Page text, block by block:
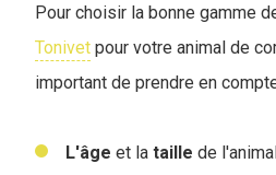
Pour choisir la bonne gamme
Tonivet pour votre animal de
important de prendre en
L'âge et la taille de